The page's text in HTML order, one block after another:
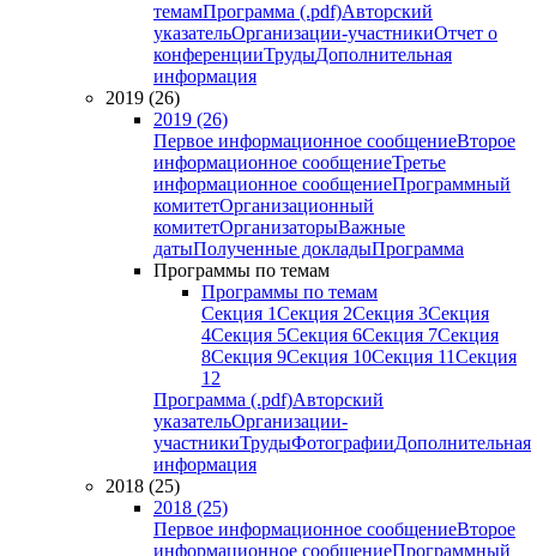
темамПрограмма (.pdf)Авторский
указательОрганизации-участникиОтчет о
конференцииТрудыДополнительная
информация
2019 (26)
2019 (26)
Первое информационное сообщениеВторое
информационное сообщениеТретье
информационное сообщениеПрограммный
комитетОрганизационный
комитетОрганизаторыВажные
датыПолученные докладыПрограмма
Программы по темам
Программы по темам
Секция 1Секция 2Секция 3Секция
4Секция 5Секция 6Секция 7Секция
8Секция 9Секция 10Секция 11Секция
12
Программа (.pdf)Авторский
указательОрганизации-
участникиТрудыФотографииДополнительная
информация
2018 (25)
2018 (25)
Первое информационное сообщениеВторое
информационное сообщениеПрограммный